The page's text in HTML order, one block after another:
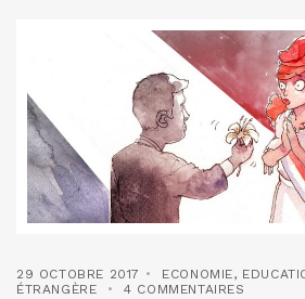
29 OCTOBRE 2017 ECONOMIE,
ÉTRANGÈRE
4 COMMENTAIRES